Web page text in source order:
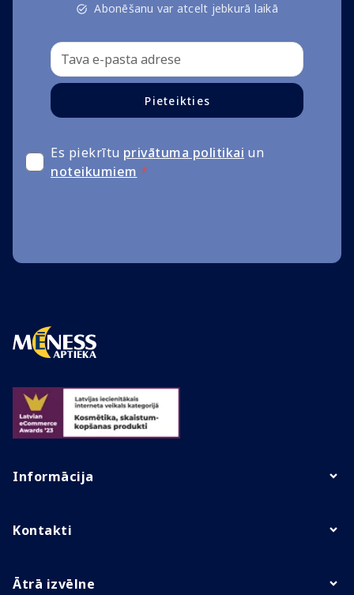
Abonēšanu var atcelt jebkurā laikā
Pieteikties
Es piekrītu privātuma politikai un
noteikumiem *
Informācija
Kontakti
Ātrā izvēlne